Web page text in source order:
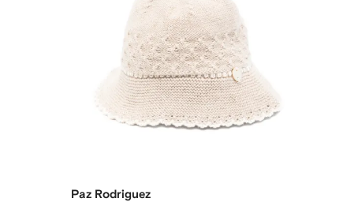
Paz Rodriguez